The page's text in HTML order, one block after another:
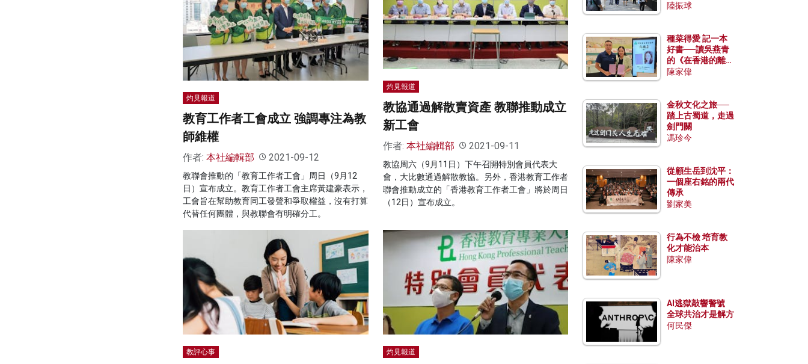
灼見報道
教育工作者工會成立 強調專注為教
師維權
作者: 本社編輯部 2021-09-12
教聯會推動的「教育工作者工會」周日（9月12
日）宣布成立。教育工作者工會主席黃建豪表示，
工會旨在幫助教育同工發聲和爭取權益，沒有打算
代替任何團體，與教聯會有明確分工。
灼見報道
教協通過解散賣資產 教聯推動成立
新工會
作者: 本社編輯部 2021-09-11
教協周六（9月11日）下午召開特別會員代表大
會，大比數通過解散教協。另外，香港教育工作者
聯會推動成立的「香港教育工作者工會」將於周日
（12日）宣布成立。
教評心事 灼見報道
陸振球
種菜得愛 記一本
好書──讀吳燕青
的《在香港的離島
種菜》
陳家偉
金秋文化之旅──
踏上古蜀道，走過
劍門關
馮珍今
從顧生岳到沈平：
一個座右銘的兩代
傳承
劉家美
行為不檢 培育教
化才能治本
陳家偉
AI逃獄敲響警號
全球共治才是解方
何民傑